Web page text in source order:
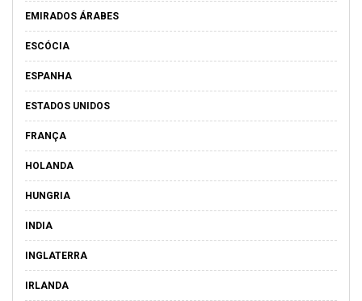
EMIRADOS ÁRABES
ESCÓCIA
ESPANHA
ESTADOS UNIDOS
FRANÇA
HOLANDA
HUNGRIA
INDIA
INGLATERRA
IRLANDA